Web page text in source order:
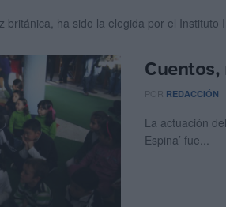
ha sido la elegida por el Instituto
POR REDACCIÓN
La actuación
Espina’ fue...